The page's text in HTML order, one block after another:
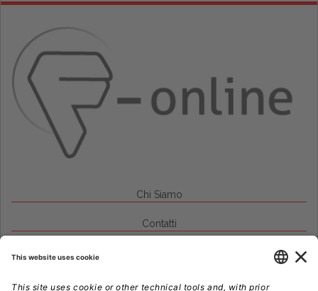
Chi Siamo
Contatti
Note Legali